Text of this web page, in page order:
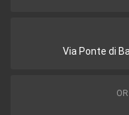
Via Ponte di